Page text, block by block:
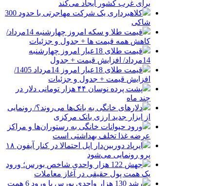
برای غرب کشور ایجاد می‌کند
کلاهبرداری یک شرکت مهاجرتی با حدود 300
شاکی
قیمت طلا و سکه امروز چهارشنبه 14مرداد/
کاهش همه قیمت ها + جدول و جزئیات
قیمت طلای 18عیار امروز چهارشنبه
14مرداد/ افزایش قیمت + جدول
قیمت طلای 18عیار امروز 14مرداد 1405/
افزایش قیمت + جدول و جزئیات
پشت پرده نوسان ۴۴ هزار تومانی دلار در
چند ماه
دلارهای خانگی به بانک‌ها می‌روند؟/ رونمایی
از ابزار جدید ارزی بانک مرکزی
ورود حیوانات خانگی به رستوران‌ها و مراکز
عرضه غذا تخلف بهداشتی است
ایرپاد دوربین‌دار اپل احتمالا در کنار آیفون ۱۸
پرو رونمایی می‌شود
جهش 122 هزار واحدی شاخص بورس؛ ورود
یک همت پول حقیقی در آغاز معاملات
رشد 130 هزار واحدی بورس با ورود 6 همت